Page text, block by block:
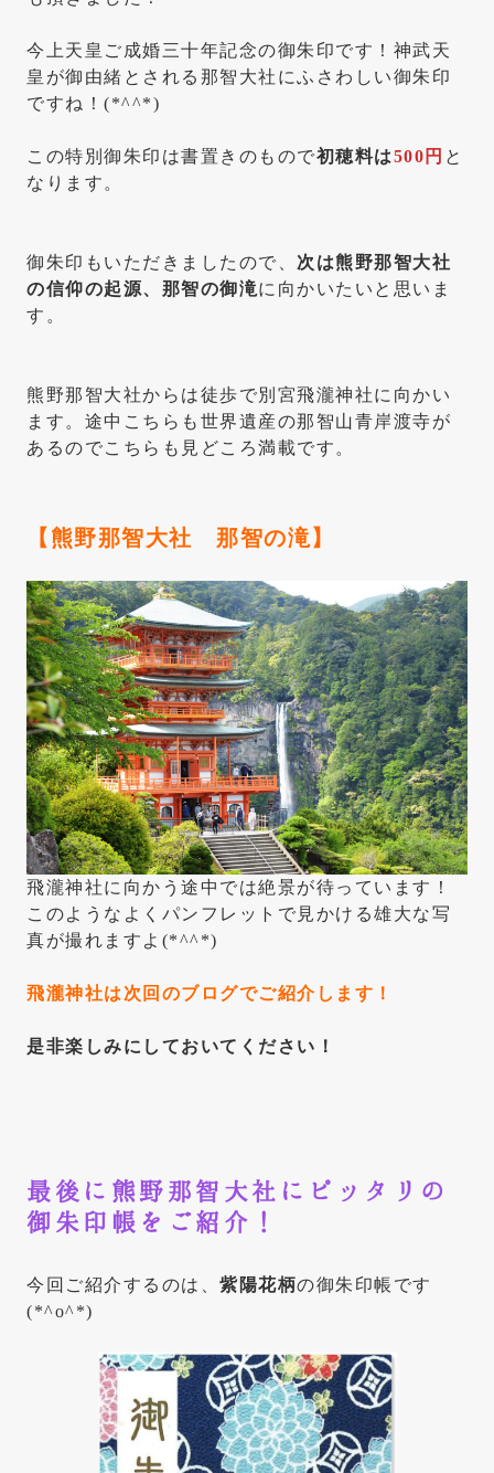
今上天皇ご成婚三十年記念の御朱印です！神武天
皇が御由緒とされる那智大社にふさわしい御朱印
ですね！(*^^*)
この特別御朱印は書置きのもので初穂料は500円 と
なります。
御朱印もいただきましたので、 次は熊野那智大社
の信仰の起源、那智の御滝に向かいたいと思いま
す。
熊野那智大社からは徒歩で別宮飛瀧神社に向かい
ます。途中こちらも世界遺産の那智山青岸渡寺が
あるのでこちらも見どころ満載です。
【熊野那智大社 那智の滝】
飛瀧神社に向かう途中では絶景が待っています！
このようなよくパンフレットで見かける雄大な写
真が撮れますよ(*^^*)
飛瀧神社は次回のブログでご紹介します！
是非楽しみにしておいてください！
最後に熊野那智大社にピッタリの
御朱印帳をご紹介！
今回ご紹介するのは、 紫陽花柄の御朱印帳です
(*^o^*)